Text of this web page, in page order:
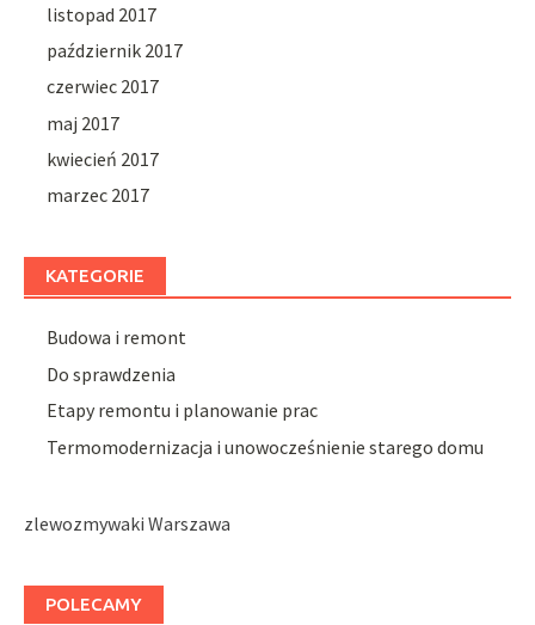
listopad 2017
październik 2017
czerwiec 2017
maj 2017
kwiecień 2017
marzec 2017
KATEGORIE
Budowa i remont
Do sprawdzenia
Etapy remontu i planowanie prac
Termomodernizacja i unowocześnienie starego domu
zlewozmywaki Warszawa
POLECAMY